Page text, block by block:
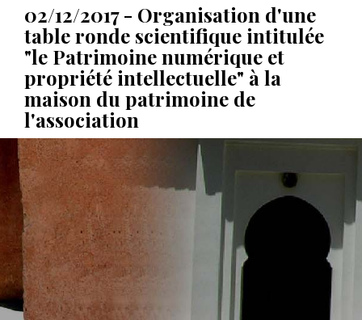
02/12/2017 - Organisation d'une
table ronde scientifique intitulée
"le Patrimoine numérique et
propriété intellectuelle" à la
maison du patrimoine de
l'association